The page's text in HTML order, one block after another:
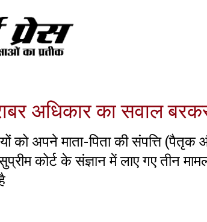
अधिकार का सवाल
को अपने माता-पिता की संपत्ति
कोर्ट के संज्ञान में लाए गए तीन